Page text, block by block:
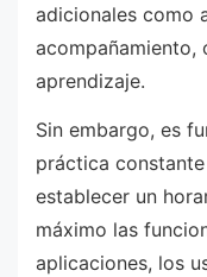
adicionales como
acompañamiento,
aprendizaje.
Sin embargo, es
práctica
establecer un
máximo las
aplicaciones, los